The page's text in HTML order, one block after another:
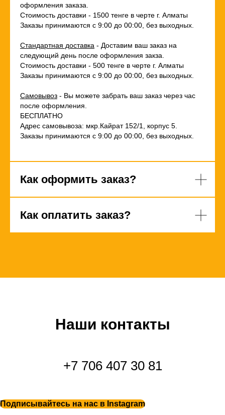
оформления заказа.
Стоимость доставки - 1500 тенге в черте г. Алматы
Заказы принимаются с 9:00 до 00:00, без выходных.
Стандартная доставка - Доставим ваш заказ на
следующий день после оформления закза.
Стоимость доставки - 500 тенге в черте г. Алматы
Заказы принимаются с 9:00 до 00:00, без выходных.
Самовывоз - Вы можете забрать ваш заказ через час
после оформления.
БЕСПЛАТНО
Адрес самовывоза: мкр.Кайрат 152/1, корпус 5.
Заказы принимаются с 9:00 до 00:00, без выходных.
Как оформить заказ?
Как оплатить заказ?
Наши контакты
+7 706 407 30 81
Подписывайтесь на нас в Instagram